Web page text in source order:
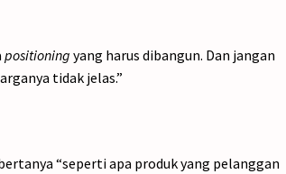
positioning yang harus dibangun. Dan jangan
tidak jelas.”
“seperti apa produk yang pelanggan